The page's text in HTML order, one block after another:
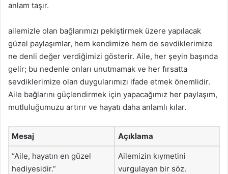
anlam taşır.
ailemizle olan bağlarımızı pekiştirmek üzere yapılacak
güzel paylaşımlar, hem kendimize hem de sevdiklerimize
ne denli değer verdiğimizi gösterir. Aile, her şeyin başında
gelir; bu nedenle onları unutmamak ve her fırsatta
sevdiklerimize olan duygularımızı ifade etmek önemlidir.
Aile bağlarını güçlendirmek için yapacağımız her paylaşım,
mutluluğumuzu artırır ve hayatı daha anlamlı kılar.
Mesaj Açıklama
“Aile, hayatın en güzel
hediyesidir.”
Ailemizin kıymetini
vurgulayan bir söz.